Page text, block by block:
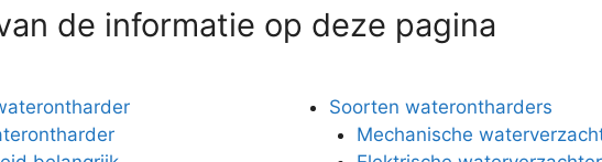
de informatie op deze pagina
Soorten waterontharders
Mechanische